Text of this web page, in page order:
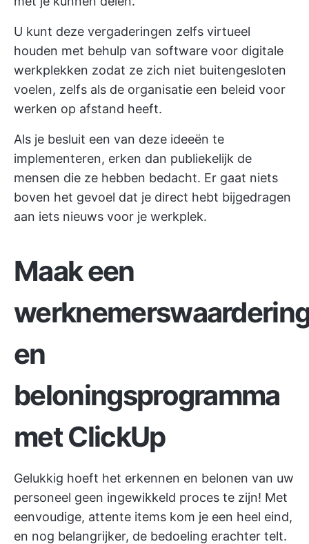
U kunt deze vergaderingen zelfs virtueel
houden met behulp van software voor digitale
werkplekken zodat ze zich niet buitengesloten
voelen, zelfs als de organisatie een beleid voor
werken op afstand heeft.
Als je besluit een van deze ideeën te
implementeren, erken dan publiekelijk de
mensen die ze hebben bedacht. Er gaat niets
boven het gevoel dat je direct hebt bijgedragen
aan iets nieuws voor je werkplek.
Maak een
en
beloningsprogramma
met ClickUp
Gelukkig hoeft het erkennen en belonen van uw
personeel geen ingewikkeld proces te zijn! Met
eenvoudige, attente items kom je een heel eind,
en nog belangrijker, de bedoeling erachter telt.